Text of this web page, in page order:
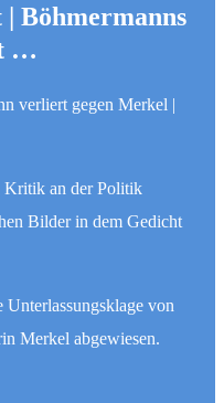
Böhmermanns
…
verliert gegen Merkel |
Kritik an der Politik
Bilder in dem Gedicht
von
Merkel abgewiesen.